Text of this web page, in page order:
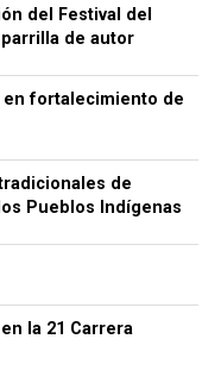
del Festival del
de autor
en fortalecimiento de
de
Pueblos Indígenas
la 21 Carrera